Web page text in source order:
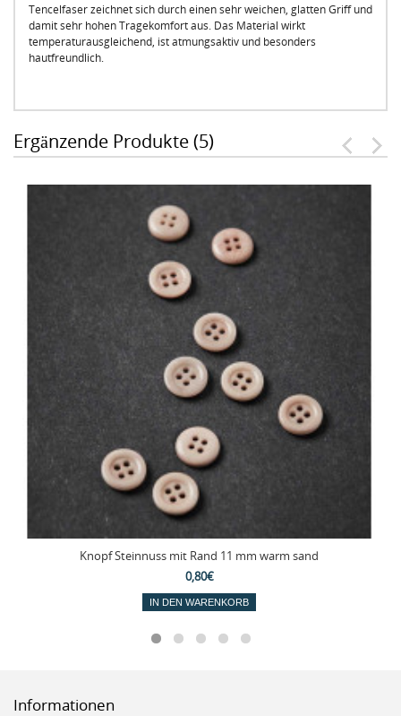
Tencelfaser zeichnet sich durch einen sehr weichen, glatten Griff und
damit sehr hohen Tragekomfort aus. Das Material wirkt
temperaturausgleichend, ist atmungsaktiv und besonders
hautfreundlich.
Ergänzende Produkte (5)
Knopf Steinnuss mit Rand 11 mm warm sand
0,80€
IN DEN WARENKORB
Informationen